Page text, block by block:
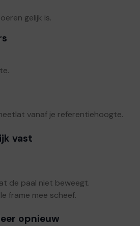
gelijk is.
vanaf je referentiehoogte.
vast
de paal niet beweegt.
frame mee scheef.
opnieuw